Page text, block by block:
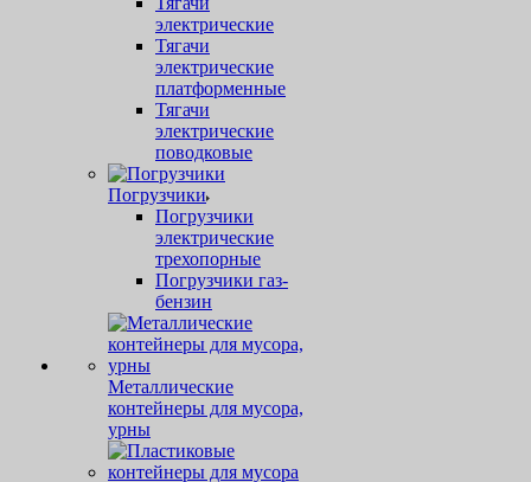
электрические
Тягачи
электрические
платформенные
Тягачи
электрические
поводковые
Погрузчики
Погрузчики
электрические
трехопорные
Погрузчики газ-
бензин
Металлические
контейнеры для мусора,
урны